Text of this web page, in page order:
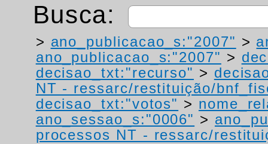
Busca:
> ano_publicacao_s:"2007" >
ano_publicacao_s:"2007" >
decisao_txt:"recurso" >
NT - ressarc/restituição/
decisao_txt:"votos" >
ano_sessao_s:"0006" >
processos NT - ressarc/